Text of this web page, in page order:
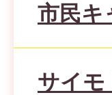
市民キ
サイモ